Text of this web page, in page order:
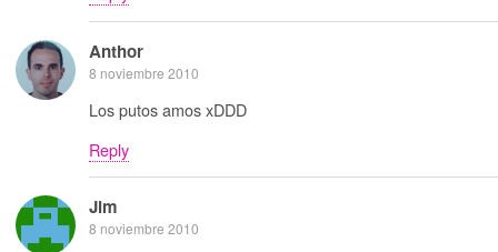
Anthor
8 noviembre 2010
Los putos amos xDDD
Reply
Jim
8 noviembre 2010